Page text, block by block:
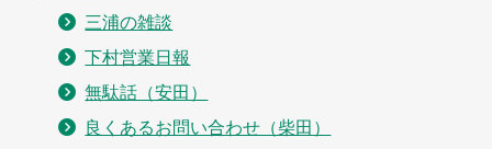
三浦の雑談
下村営業日報
無駄話（安田）
良くあるお問い合わせ（柴田）